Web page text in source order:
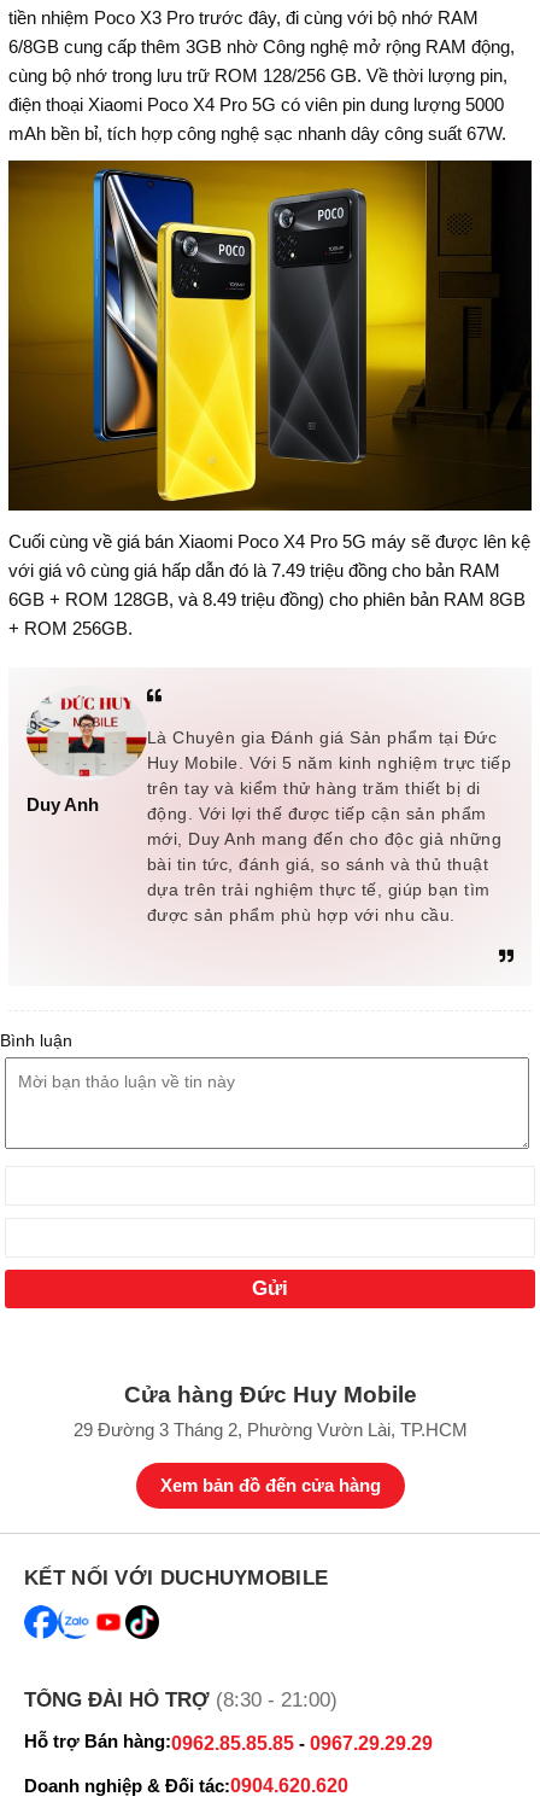
tiền nhiệm Poco X3 Pro trước đây, đi cùng với bộ nhớ RAM
6/8GB cung cấp thêm 3GB nhờ Công nghệ mở rộng RAM động,
cùng bộ nhớ trong lưu trữ ROM 128/256 GB. Về thời lượng pin,
điện thoại Xiaomi Poco X4 Pro 5G có viên pin dung lượng 5000
mAh bền bỉ, tích hợp công nghệ sạc nhanh dây công suất 67W.
Cuối cùng về giá bán Xiaomi Poco X4 Pro 5G máy sẽ được lên kệ
với giá vô cùng giá hấp dẫn đó là 7.49 triệu đồng cho bản RAM
6GB + ROM 128GB, và 8.49 triệu đồng) cho phiên bản RAM 8GB
+ ROM 256GB.
Duy Anh
Là Chuyên gia Đánh giá Sản phẩm tại Đức
Huy Mobile. Với 5 năm kinh nghiệm trực tiếp
trên tay và kiểm thử hàng trăm thiết bị di
động. Với lợi thế được tiếp cận sản phẩm
mới, Duy Anh mang đến cho độc giả những
bài tin tức, đánh giá, so sánh và thủ thuật
dựa trên trải nghiệm thực tế, giúp bạn tìm
được sản phẩm phù hợp với nhu cầu.
Bình luận
Cửa hàng Đức Huy Mobile
29 Đường 3 Tháng 2, Phường Vườn Lài, TP.HCM
Xem bản đồ đến cửa hàng
KẾT NỐI VỚI DUCHUYMOBILE
TỔNG ĐÀI HỖ TRỢ (8:30 - 21:00)
Hỗ trợ Bán hàng:0962.85.85.85 - 0967.29.29.29
Doanh nghiệp & Đối tác:0904.620.620